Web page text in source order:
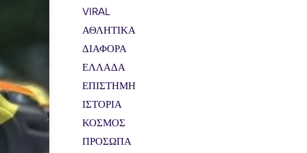
VIRAL
ΑΘΛΗΤΙΚΑ
ΔΙΑΦΟΡΑ
ΕΛΛΑΔΑ
ΕΠΙΣΤΗΜΗ
ΙΣΤΟΡΙΑ
ΚΟΣΜΟΣ
ΠΡΟΣΩΠΑ